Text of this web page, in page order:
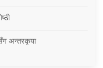
अन्तरकृया